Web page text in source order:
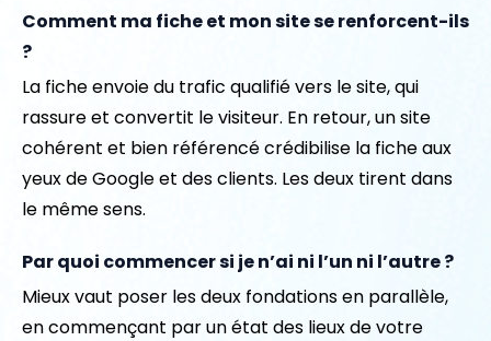
Comment ma fiche et mon site se renforcent-ils
?
La fiche envoie du trafic qualifié vers le site, qui
rassure et convertit le visiteur. En retour, un site
cohérent et bien référencé crédibilise la fiche aux
yeux de Google et des clients. Les deux tirent dans
le même sens.
Par quoi commencer si je n’ai ni l’un ni l’autre ?
Mieux vaut poser les deux fondations en parallèle,
en commençant par un état des lieux de votre